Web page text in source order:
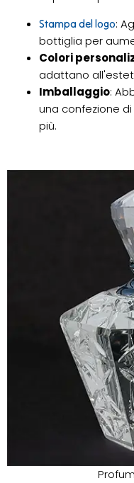
Stampa del logo:
bottiglia per
Colori
adattano
Imballaggio:
una confezione
più.